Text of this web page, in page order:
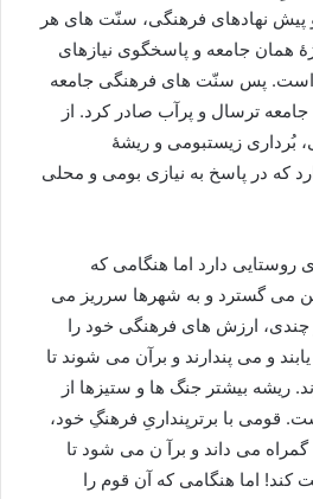
پيش نهادهاى فرهنگى، سنّت هاى هر
همان جامعه و پاسخگوى نيازهاى
است. پس سنّت هاى فرهنگى جامعه
ترسال و پرآب صادر کرد. از
بُرداری زیستبومی و ريشۀ
كه در پاسخ به نيازى بومی و محلى
روستایی دارد اما هنگامى كه
مى گسترد و به شهرها سرريز مى
ارزش هاى فرهنگى خود را
و می پندارند و برآن مى شوند تا
ريشه بيشتر جنگ ها و ستيزها از
قومى با برترپنداریِ فرهنگِ خود،
گمراه مى داند و برآ ن مى شود تا
كند! اما هنگامى كه آن قوم را